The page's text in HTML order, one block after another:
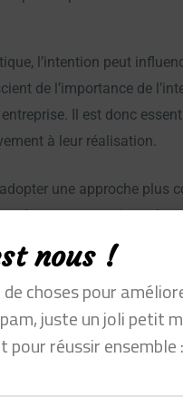
l’intention peut
de l’importance de
Il est donc
à leur réalisation.
une approche plus
de votre entreprise et la
nous !
choses pour
juste un joli petit
réussir ensemble